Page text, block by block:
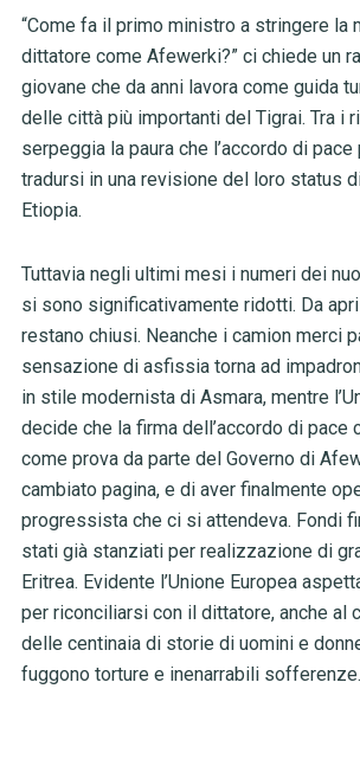
“Come fa il primo ministro a stringere la
dittatore come Afewerki?” ci chiede un
giovane che da anni lavora come guida
delle città più importanti del Tigrai. Tra i
serpeggia la paura che l’accordo di
tradursi in una revisione del loro status
Etiopia.
Tuttavia negli ultimi mesi i numeri dei
si sono significativamente ridotti. Da
restano chiusi. Neanche i camion merci
sensazione di asfissia torna ad
in stile modernista di Asmara, mentre
decide che la firma dell’accordo di pace
come prova da parte del Governo di
cambiato pagina, e di aver finalmente
progressista che ci si attendeva. Fondi
stati già stanziati per realizzazione di
Eritrea. Evidente l’Unione Europea
per riconciliarsi con il dittatore, anche al
delle centinaia di storie di uomini e
fuggono torture e inenarrabili sofferenze.